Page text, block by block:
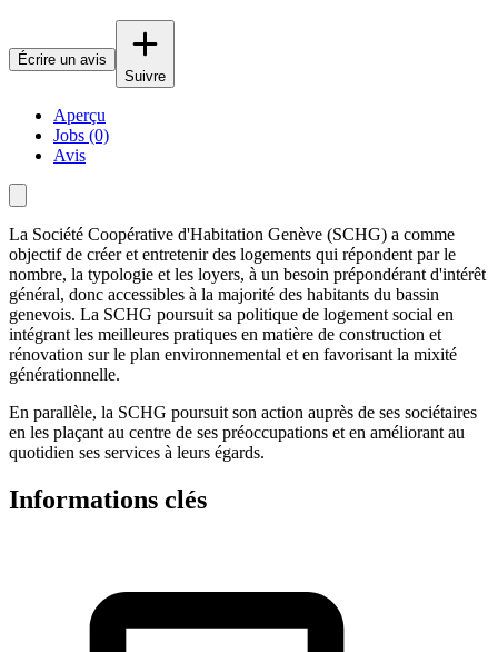
Écrire un avis
Suivre
Aperçu
Jobs (0)
Avis
La Société Coopérative d'Habitation Genève (SCHG) a comme
objectif de créer et entretenir des logements qui répondent par le
nombre, la typologie et les loyers, à un besoin prépondérant d'intérêt
général, donc accessibles à la majorité des habitants du bassin
genevois. La SCHG poursuit sa politique de logement social en
intégrant les meilleures pratiques en matière de construction et
rénovation sur le plan environnemental et en favorisant la mixité
générationnelle.
En parallèle, la SCHG poursuit son action auprès de ses sociétaires
en les plaçant au centre de ses préoccupations et en améliorant au
quotidien ses services à leurs égards.
Informations clés